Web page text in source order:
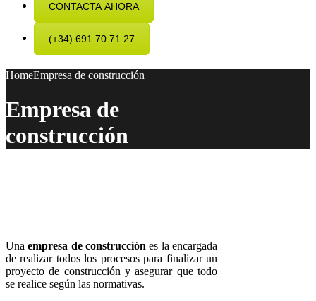
CONTACTA AHORA
(+34) 691 70 71 27
HomeEmpresa de construcción
Empresa de
construcción
Unaempresa de construcción es la encargada
de realizar todos los procesos para finalizar un
proyecto de construcción y asegurar que todo
se realice según las normativas.